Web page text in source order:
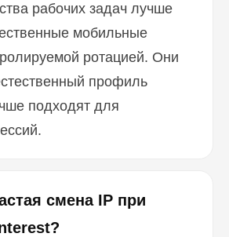
рабочих задач лучше
мобильные
ротацией. Они
профиль
подходят для
смена IP при